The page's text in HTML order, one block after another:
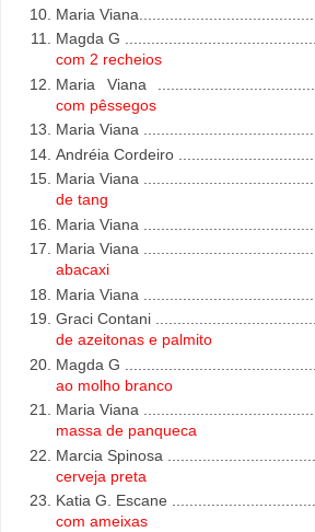
Maria
Magda G
com 2 recheios
Maria Viana
com pêssegos
Maria Viana
Andréia Cordeiro
Maria Viana
de tang
Maria Viana
Maria Viana
abacaxi
Maria Viana
Graci Contani
de azeitonas e palmito
Magda G
ao molho branco
Maria Viana
massa de panqueca
Marcia Spinosa
cerveja preta
Katia G. Escane
com ameixas